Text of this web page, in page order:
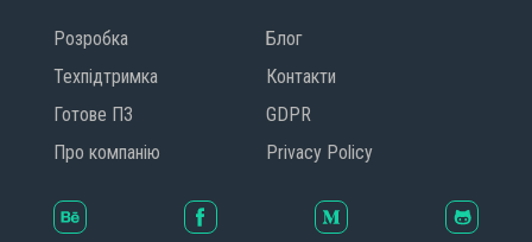
Розробка
Техпідтримка
Готове ПЗ
Про компанію
Блог
Контакти
GDPR
Privacy Policy